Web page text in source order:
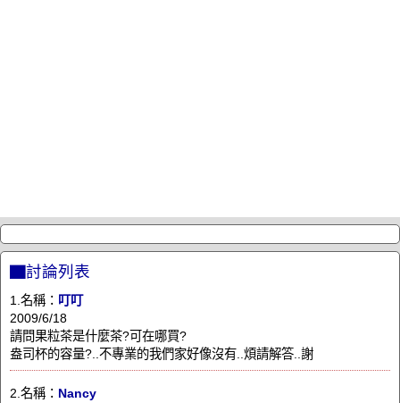
▇討論列表
1.名稱： 叮叮
2009/6/18
請問果粒茶是什麼茶?可在哪買?
盎司杯的容量?..不專業的我們家好像沒有..煩請解答..謝
2.名稱： Nancy